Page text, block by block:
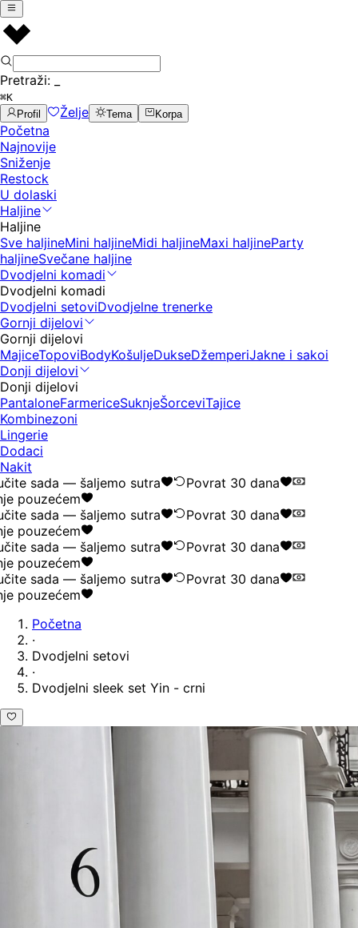
Pretraži:
⌘K
Profil
Želje Tema Korpa
Početna
Najnovije
Sniženje
Restock
U dolaski
Haljine
Haljine
Sve haljineMini haljineMidi haljineMaxi haljineParty
haljineSvečane haljine
Dvodjelni komadi
Dvodjelni komadi
Dvodjelni setoviDvodjelne trenerke
Gornji dijelovi
Gornji dijelovi
MajiceTopoviBodyKošuljeDukseDžemperiJakne i sakoi
Donji dijelovi
Donji dijelovi
PantaloneFarmericeSuknjeŠorceviTajice
Kombinezoni
Lingerie
Dodaci
Nakit
sada — šaljemo sutra
Povrat 30 dana
pouzećem
sada — šaljemo sutra
Povrat 30 dana
pouzećem
sada — šaljemo sutra
Povrat 30 dana
pouzećem
sada — šaljemo sutra
Povrat 30 dana
pouzećem
Početna
·
Dvodjelni setovi
·
Dvodjelni sleek set Yin - crni